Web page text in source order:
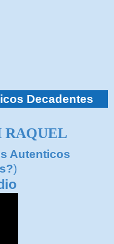
Decadentes
RAQUEL
Autenticos
)